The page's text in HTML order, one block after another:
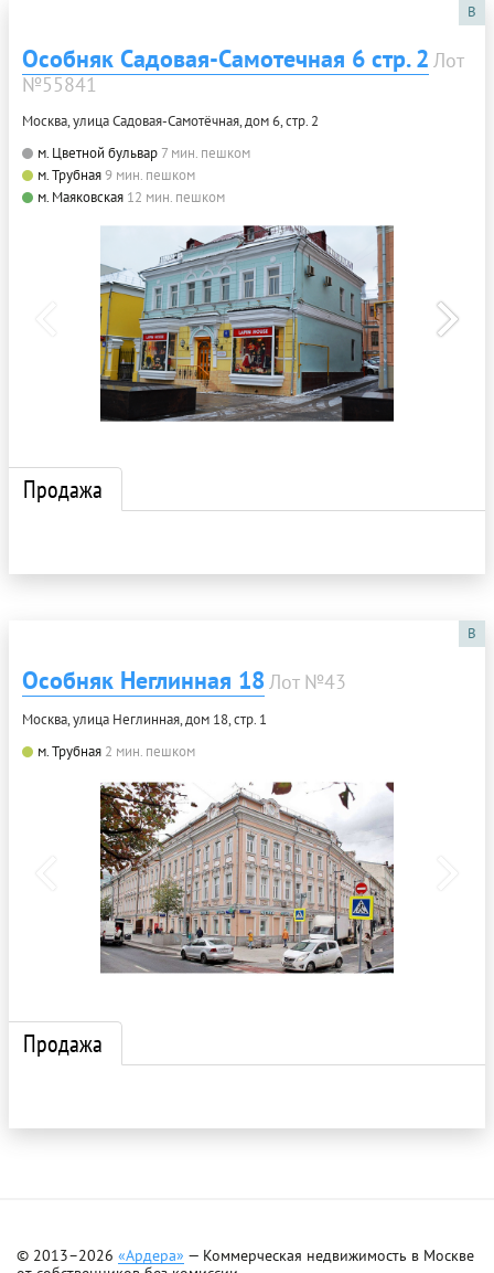
B
Особняк Садовая-Самотечная 6 стр. 2 Лот
№55841
Москва, улица Садовая-Самотёчная, дом 6, стр. 2
м. Цветной бульвар 7 мин. пешком
м. Трубная9 мин. пешком
м. Маяковская 12 мин. пешком
Продажа
B
Особняк Неглинная 18Лот №43
Москва, улица Неглинная, дом 18, стр. 1
м. Трубная 2 мин. пешком
Продажа
© 2013–2026 «Ардера» — Коммерческая недвижимость в Москве